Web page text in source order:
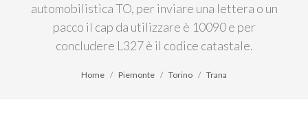
automobilistica TO, per inviare una lettera o un
pacco il cap da utilizzare è 10090 e per
concludere L327 è il codice catastale.
Home Piemonte Torino Trana